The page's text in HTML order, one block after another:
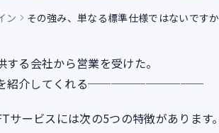
ン その強み、単なる標準仕様ではないですか
る会社から営業を受けた。
を紹介してくれる──────────
サービスには次の5つの特徴があります。